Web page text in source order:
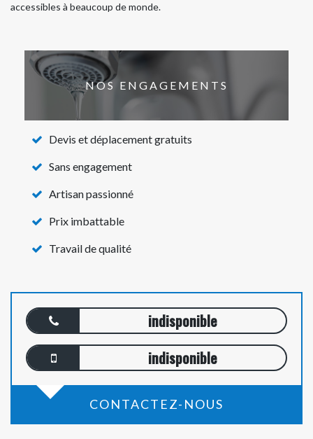
accessibles à beaucoup de monde.
NOS ENGAGEMENTS
Devis et déplacement gratuits
Sans engagement
Artisan passionné
Prix imbattable
Travail de qualité
indisponible
indisponible
CONTACTEZ-NOUS